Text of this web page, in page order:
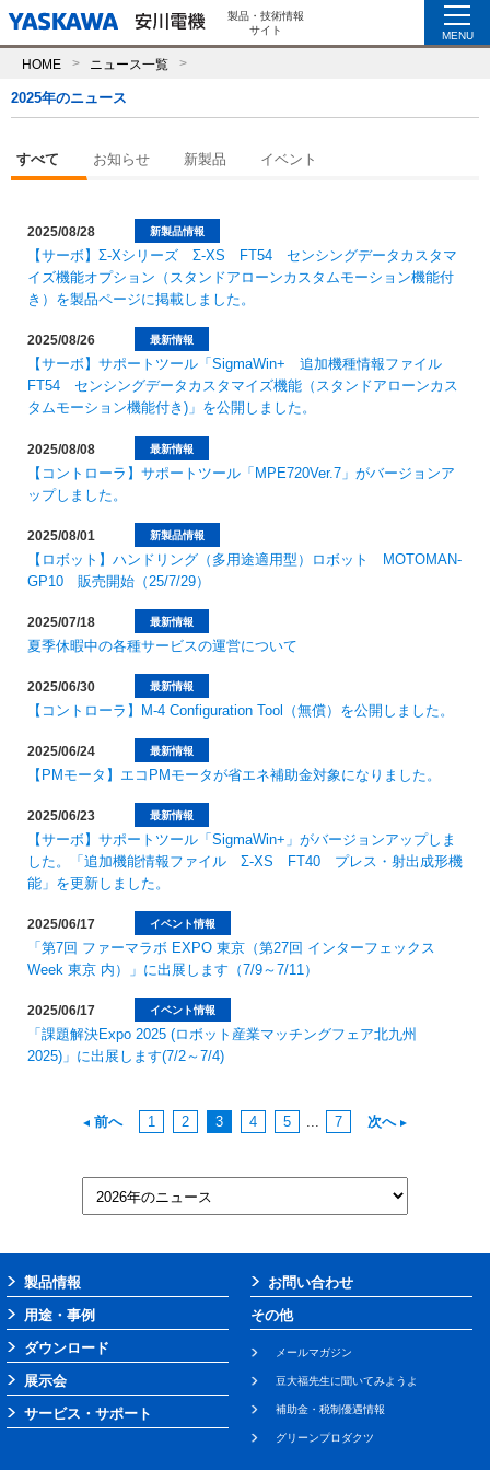
製品・技術情報
サイト
MENU
HOME ニュース一覧
2025年のニュース
すべて お知らせ 新製品 イベント
新製品情報
2025/08/28
【サーボ】Σ-Xシリーズ Σ-XS FT54 センシングデータカスタマ
イズ機能オプション（スタンドアローンカスタムモーション機能付
き）を製品ページに掲載しました。
最新情報
2025/08/26
【サーボ】サポートツール「SigmaWin+ 追加機種情報ファイル
FT54 センシングデータカスタマイズ機能（スタンドアローンカス
タムモーション機能付き)」を公開しました。
最新情報
2025/08/08
【コントローラ】サポートツール「MPE720Ver.7」がバージョンア
ップしました。
新製品情報
2025/08/01
【ロボット】ハンドリング（多用途適用型）ロボット MOTOMAN-
GP10 販売開始（25/7/29）
最新情報
2025/07/18
夏季休暇中の各種サービスの運営について
最新情報
2025/06/30
【コントローラ】M-4 Configuration Tool（無償）を公開しました。
最新情報
2025/06/24
【PMモータ】エコPMモータが省エネ補助金対象になりました。
最新情報
2025/06/23
【サーボ】サポートツール「SigmaWin+」がバージョンアップしま
した。「追加機能情報ファイル Σ-XS FT40 プレス・射出成形機
能」を更新しました。
イベント情報
2025/06/17
「第7回 ファーマラボ EXPO 東京（第27回 インターフェックス
Week 東京 内）」に出展します（7/9～7/11）
イベント情報
2025/06/17
「課題解決Expo 2025 (ロボット産業マッチングフェア北九州
2025)」に出展します(7/2～7/4)
前へ 1 2 3 4 5 ... 7 次へ
製品情報
用途・事例
ダウンロード
展示会
サービス・サポート
お問い合わせ
その他
メールマガジン
豆大福先生に聞いてみようよ
補助金・税制優遇情報
グリーンプロダクツ